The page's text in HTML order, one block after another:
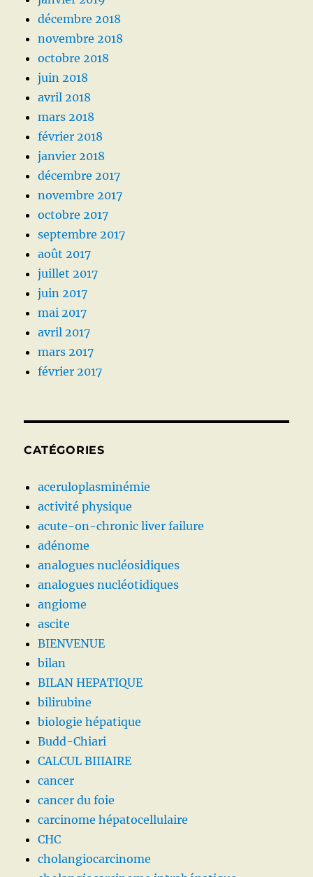
décembre 2018
novembre 2018
octobre 2018
juin 2018
avril 2018
mars 2018
février 2018
janvier 2018
décembre 2017
novembre 2017
octobre 2017
septembre 2017
août 2017
juillet 2017
juin 2017
mai 2017
avril 2017
mars 2017
février 2017
CATÉGORIES
aceruloplasminémie
activité physique
acute-on-chronic liver failure
adénome
analogues nucléosidiques
analogues nucléotidiques
angiome
ascite
BIENVENUE
bilan
BILAN HEPATIQUE
bilirubine
biologie hépatique
Budd-Chiari
CALCUL BIIIAIRE
cancer
cancer du foie
carcinome hépatocellulaire
CHC
cholangiocarcinome